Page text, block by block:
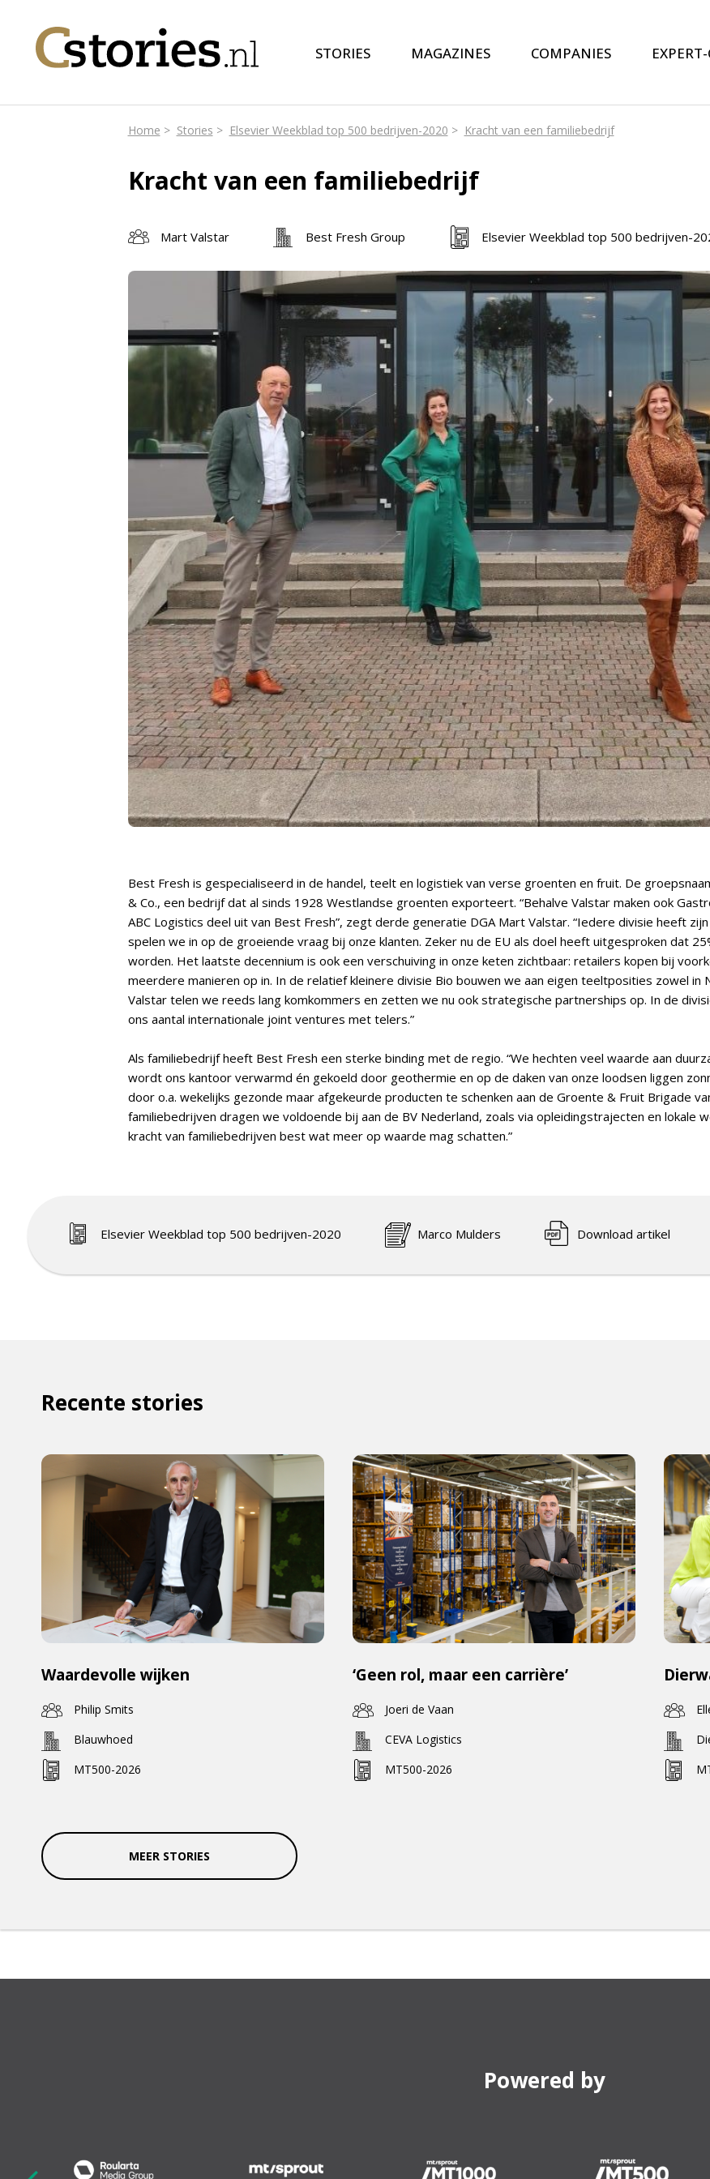
STORIES MAGAZINES COMPANIES
Home Stories Elsevier Weekblad top 500 bedrijven-2020 Kracht van een familiebedrijf
Kracht van een familiebedrijf
Mart Valstar Best Fresh Group Elsevier Weekblad top 500 bedrijven-
Best Fresh is gespecialiseerd in de handel, teelt en logistiek van verse groenten en fruit. De
& Co., een bedrijf dat al sinds 1928 Westlandse groenten exporteert. “Behalve Valstar maken ook
ABC Logistics deel uit van Best Fresh”, zegt derde generatie DGA Mart Valstar. “Iedere divisie heeft
spelen we in op de groeiende vraag bij onze klanten. Zeker nu de EU als doel heeft uitgesproken dat
worden. Het laatste decennium is ook een verschuiving in onze keten zichtbaar: retailers kopen bij
meerdere manieren op in. In de relatief kleinere divisie Bio bouwen we aan eigen teeltposities zowel in
Valstar telen we reeds lang komkommers en zetten we nu ook strategische partnerships op. In de
ons aantal internationale joint ventures met telers.”
Als familiebedrijf heeft Best Fresh een sterke binding met de regio. “We hechten veel waarde aan
wordt ons kantoor verwarmd én gekoeld door geothermie en op de daken van onze loodsen liggen
door o.a. wekelijks gezonde maar afgekeurde producten te schenken aan de Groente & Fruit Brigade
familiebedrijven dragen we voldoende bij aan de BV Nederland, zoals via opleidingstrajecten en lokale
kracht van familiebedrijven best wat meer op waarde mag schatten.”
Elsevier Weekblad top 500 bedrijven-2020 Marco Mulders Download artikel
Recente stories
Waardevolle wijken
Philip Smits
Blauwhoed
MT500-2026
‘Geen rol, maar een carrière’
Joeri de Vaan
CEVA Logistics
MT500-2026
MEER STORIES
Powered by